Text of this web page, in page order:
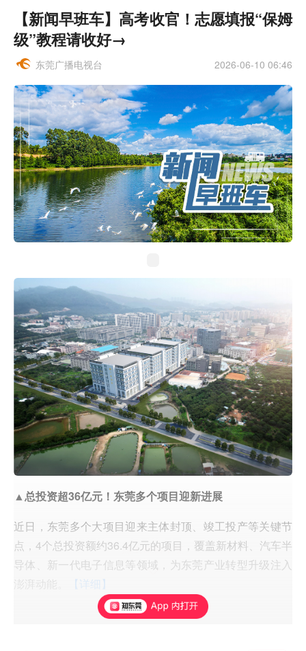
【新闻早班车】高考收官！志愿填报“保姆
级”教程请收好→
东莞广播电视台 2026-06-10 06:46
▲总投资超36亿元！东莞多个项目迎新进展
近日，东莞多个大项目迎来主体封顶、竣工投产等关键节
点，4个总投资额约36.4亿元的项目，覆盖新材料、汽车半
导体、新一代电子信息等领域，为东莞产业转型升级注入
【详细】